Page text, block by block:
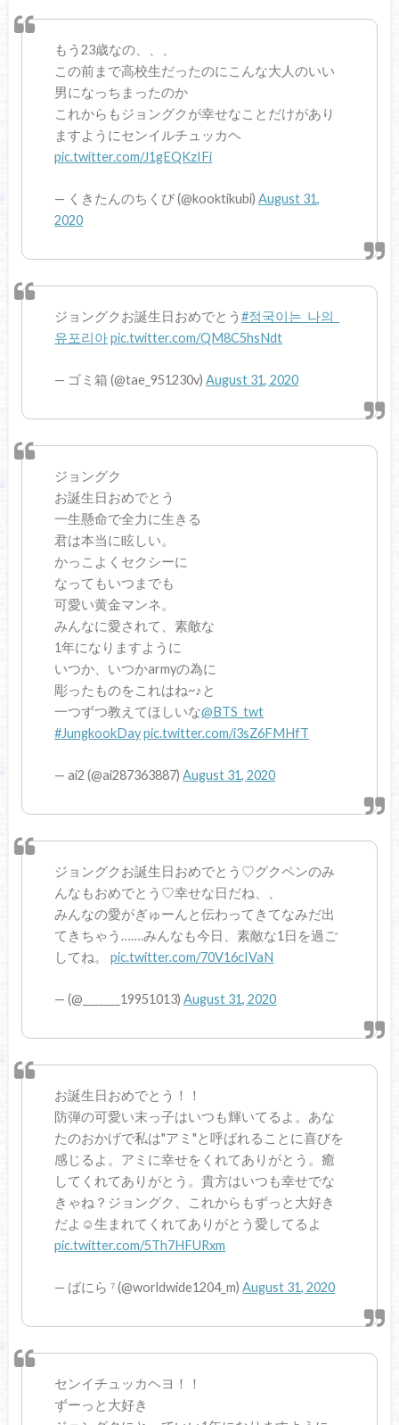
もう23歳なの、、、
この前まで高校生だったのにこんな大人のいい
男になっちまったのか
これからもジョングクが幸せなことだけがあり
ますようにセンイルチュッカヘ
pic.twitter.com/J1gEQKzIFi
— くきたんのちくび (@kooktikubi)August 31,
2020
ジョングクお誕生日おめでとう#정국이는_나의_
유포리아pic.twitter.com/QM8C5hsNdt
— ゴミ箱 (@tae_951230v)August 31, 2020
ジョングク
お誕生日おめでとう
一生懸命で全力に生きる
君は本当に眩しい。
かっこよくセクシーに
なってもいつまでも
可愛い黄金マンネ。
みんなに愛されて、素敵な
1年になりますように
いつか、いつかarmyの為に
彫ったものをこれはね~♪と
一つずつ教えてほしいな@BTS_twt
#JungkookDaypic.twitter.com/i3sZ6FMHfT
— ai2 (@ai287363887)August 31, 2020
ジョングクお誕生日おめでとう♡グクペンのみ
んなもおめでとう♡幸せな日だね、、
みんなの愛がぎゅーんと伝わってきてなみだ出
てきちゃう…….みんなも今日、素敵な1日を過ご
してね。pic.twitter.com/70V16cIVaN
— (@_______19951013)August 31, 2020
お誕生日おめでとう！！
防弾の可愛い末っ子はいつも輝いてるよ。あな
たのおかげで私は"アミ"と呼ばれることに喜びを
感じるよ。アミに幸せをくれてありがとう。癒
してくれてありがとう。貴方はいつも幸せでな
きゃね？ジョングク、これからもずっと大好き
だよ☺️生まれてくれてありがとう愛してるよ
pic.twitter.com/5Th7HFURxm
— ばにら ⁷ (@worldwide1204_m)August 31, 2020
センイチュッカヘヨ！！
ずーっと大好き